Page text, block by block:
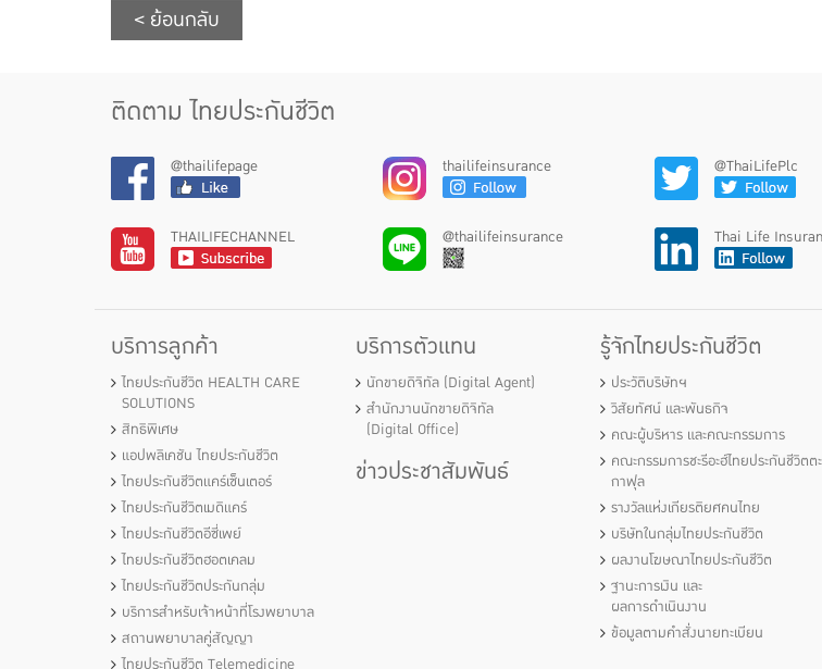
< ย้อนกลับ
ติดตาม ไทยประกันชีวิต
@thailifepage thailifeinsurance @ThaiLifePlc
THAILIFECHANNEL @thailifeinsurance Thai Life
บริการลูกค้า
ไทยประกันชีวิต HEALTH CARE
SOLUTIONS
สิทธิพิเศษ
แอปพลิเคชัน ไทยประกันชีวิต
ไทยประกันชีวิตแคร์เซ็นเตอร์
ไทยประกันชีวิตเมดิแคร์
ไทยประกันชีวิตอีซี่เพย์
ไทยประกันชีวิตฮอตเคลม
ไทยประกันชีวิตประกันกลุ่ม
บริการสำหรับเจ้าหน้าที่โรงพยาบาล
สถานพยาบาลคู่สัญญา
บริการตัวแทน
นักขายดิจิทัล (Digital Agent)
สำนักงานนักขายดิจิทัล
(Digital Office)
ข่าวประชาสัมพันธ์
รู้จักไทยประกันชีวิต
ประวัติบริษัทฯ
วิสัยทัศน์ และพันธกิจ
คณะผู้บริหาร และคณะกรรมการ
คณะกรรมการชะรีอะฮ์ไทยประกันชีวิตตะ
กาฟุล
รางวัลแห่งเกียรติยศคนไทย
บริษัทในกลุ่มไทยประกันชีวิต
ผลงานโฆษณาไทยประกันชีวิต
ฐานะการเงิน และ
ผลการดำเนินงาน
ข้อมูลตามคำสั่งนายทะเบียน